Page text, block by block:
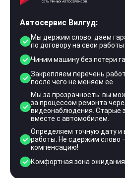
Автосервис Вилгуд:
Мы держим слово: даем
по договору на свои работы
Чиним машину без потери
Закрепляем перечень
после чего не меняем ее
Мы за прозрачность: вы
за процессом ремонта
видеонаблюдения. Старые
вместе с автомобилем.
Определяем точную дату и
работы. Не сдержим слово
компенсацию!
Комфортная зона